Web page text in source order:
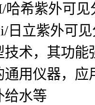
哈希紫外可
日立紫外可
术，其功
用仪器，
给水等